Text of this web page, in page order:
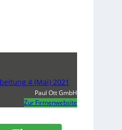
4 (Mai) 2021
Paul Ott GmbH
Zur Firmenwebsite